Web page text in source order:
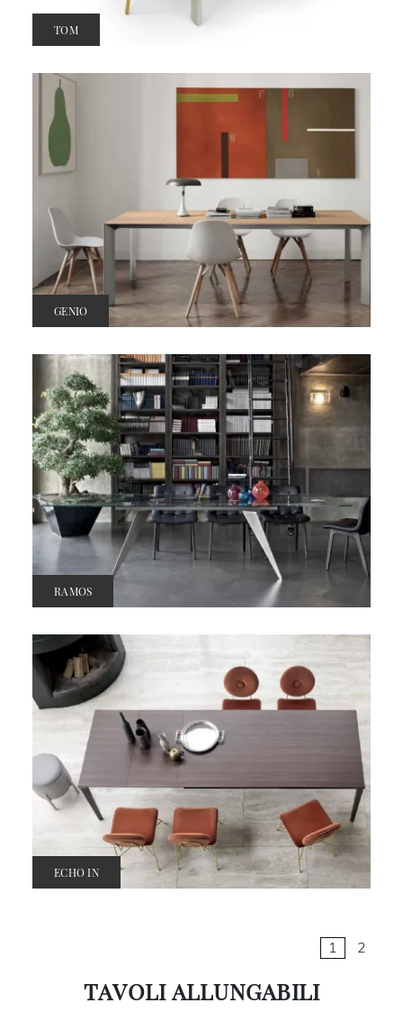
TOM
GENIO
RAMOS
ECHO IN
1 2
TAVOLI ALLUNGABILI